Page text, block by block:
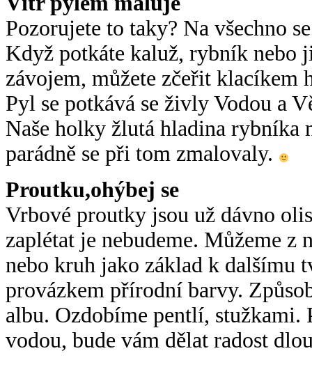
Pozorujete to taky? Na všechno
Když potkáte kaluž, rybník nebo
závojem, můžete zčeřit klacíkem
Pyl se potkává se živly Vodou a
Naše holky žlutá hladina rybníka
parádně se při tom zmalovaly.
Proutku,ohýbej se
Vrbové proutky jsou už dávno
zaplétat je nebudeme. Můžeme z
nebo kruh jako základ k dalšímu
provázkem přírodní barvy.
albu. Ozdobíme pentlí, stužkami.
vodou, bude vám dělat radost